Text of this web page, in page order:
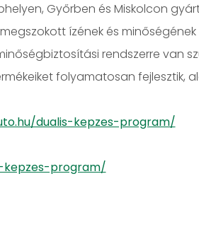
Győrben és Miskolcon
ízének és
rendszerre van
folyamatosan fejlesztik,
dualis-kepzes-program/
kepzes-program/